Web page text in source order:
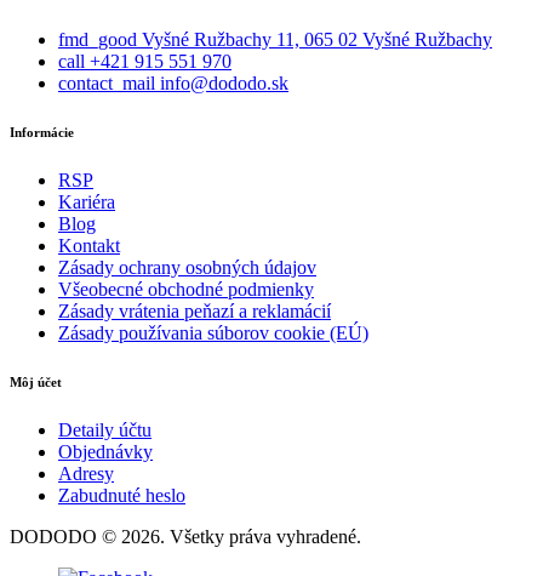
fmd_good Vyšné Ružbachy 11, 065 02 Vyšné Ružbachy
call +421 915 551 970
contact_mail info@dododo.sk
Informácie
RSP
Kariéra
Blog
Kontakt
Zásady ochrany osobných údajov
Všeobecné obchodné podmienky
Zásady vrátenia peňazí a reklamácií
Zásady používania súborov cookie (EÚ)
Môj účet
Detaily účtu
Objednávky
Adresy
Zabudnuté heslo
DODODO © 2026. Všetky práva vyhradené.